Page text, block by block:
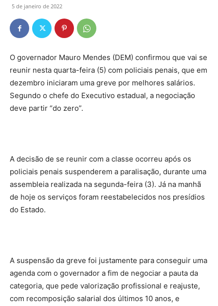
5 de janeiro de 2022
O governador Mauro Mendes (DEM) confirmou que vai se
reunir nesta quarta-feira (5) com policiais penais, que em
dezembro iniciaram uma greve por melhores salários.
Segundo o chefe do Executivo estadual, a negociação
deve partir “do zero”.
A decisão de se reunir com a classe ocorreu após os
policiais penais suspenderem a paralisação, durante uma
assembleia realizada na segunda-feira (3). Já na manhã
de hoje os serviços foram reestabelecidos nos presídios
do Estado.
A suspensão da greve foi justamente para conseguir uma
agenda com o governador a fim de negociar a pauta da
categoria, que pede valorização profissional e reajuste,
com recomposição salarial dos últimos 10 anos, e